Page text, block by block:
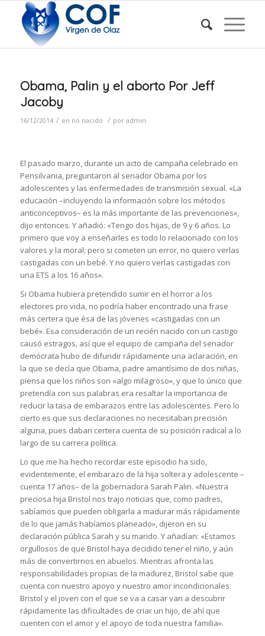
Obama, Palin y el aborto Por Jeff
Jacoby
16/12/2014 / en no nacido / por admin
El pasado marzo, durante un acto de campaña celebrado en
Pensilvania, preguntaron al senador Obama por los
adolescentes y las enfermedades de transmisión sexual. «La
educación –incluyendo la información sobre los métodos
anticonceptivos– es la más importante de las prevenciones»,
dijo entonces. Y añadió: «Tengo dos hijas, de 9 y 6 años. Lo
primero que voy a enseñarles es todo lo relacionado con los
valores y la moral; pero si cometen un error, no quiero verlas
castigadas con un bebé. Y no quiero verlas castigadas con
una ETS a los 16 años».
Si Obama hubiera pretendido sumir en el horror a los
electores pro vida, no podría haber encontrado una frase
más certera que ésa de las jóvenes «castigadas con un
bebé». Esa consideración de un recién nacido con un castigo
causó estragos, así que el equipo de campaña del senador
demócrata hubo de difundir rápidamente una aclaración, en
la que se decía que Obama, padre amantísimo de dos niñas,
piensa que los niños son «algo milagroso», y que lo único que
pretendía con sus palabras era resaltar la importancia de
reducir la tasa de embarazos entre las adolescentes. Pero lo
cierto es que sus declaraciones no necesitaban precisión
alguna, pues daban certera cuenta de su posición radical a lo
largo de su carrera política.
Lo que me ha hecho recordar este episodio ha sido,
evidentemente, el embarazo de la hija soltera y adolescente –
cuenta 17 años– de la gobernadora Sarah Palin. «Nuestra
preciosa hija Bristol nos trajo noticias que, como padres,
sabíamos que pueden obligarla a madurar más rápidamente
de lo que jamás habíamos planeado», dijeron en su
declaración pública Sarah y su marido. Y añadían: «Estamos
orgullosos de que Bristol haya decidido tener el niño, y aún
más de convertirnos en abuelos. Mientras afronta las
responsabilidades propias de la madurez, Bristol sabe que
cuenta con nuestro apoyo y nuestro amor incondicionales.
Bristol y el joven con el que se va a casar van a descubrir
rápidamente las dificultades de criar un hijo, de ahí que
cuenten con el amor y el apoyo de toda nuestra familia».